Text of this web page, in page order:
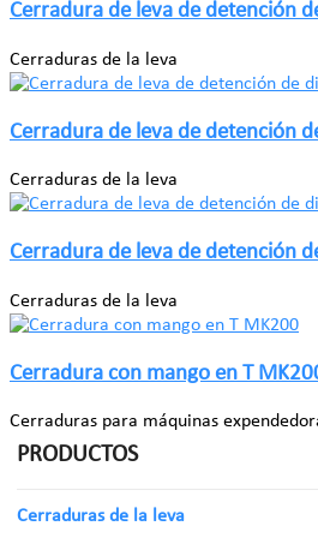
Cerradura de leva de detención
Cerraduras de la leva
Cerradura de leva de detención
Cerraduras de la leva
Cerradura de leva de detención
Cerraduras de la leva
Cerradura con mango en T
Cerraduras para máquinas
PRODUCTOS
Cerraduras de la leva